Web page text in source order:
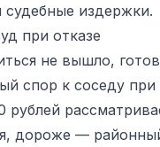
судебные издержки.
при отказе
не вышло,
спор к соседу при
рублей
дороже —